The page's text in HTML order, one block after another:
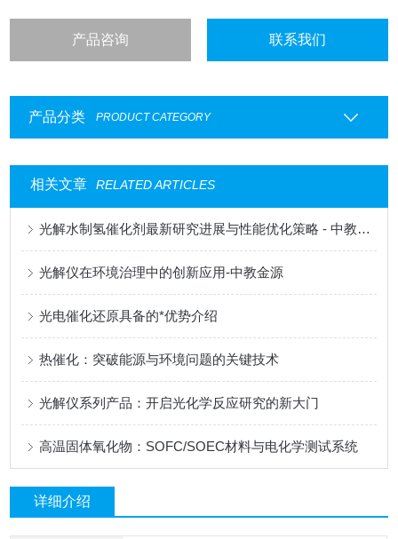
产品咨询 联系我们
产品分类 PRODUCT CATEGORY
相关文章 RELATED ARTICLES
光解水制氢催化剂最新研究进展与性能优化策略 - 中教金源专业分析
光解仪在环境治理中的创新应用-中教金源
光电催化还原具备的*优势介绍
热催化：突破能源与环境问题的关键技术
光解仪系列产品：开启光化学反应研究的新大门
高温固体氧化物：SOFC/SOEC材料与电化学测试系统
详细介绍